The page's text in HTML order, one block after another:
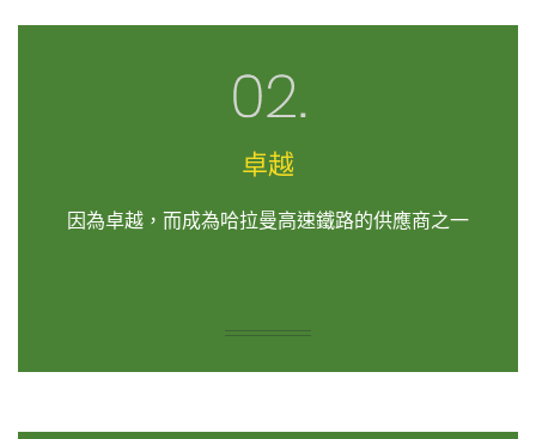
卓越
因為卓越，而成為哈拉曼高速鐵路的供應商之一